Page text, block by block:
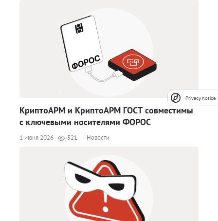
КриптоАРМ и КриптоАРМ ГОСТ совместимы
с ключевыми носителями ФОРОС
1 июня 2026 521 · Новости
Privacy notice